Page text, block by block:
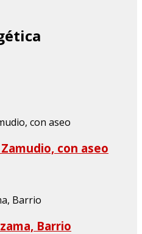
con aseo
Barrio